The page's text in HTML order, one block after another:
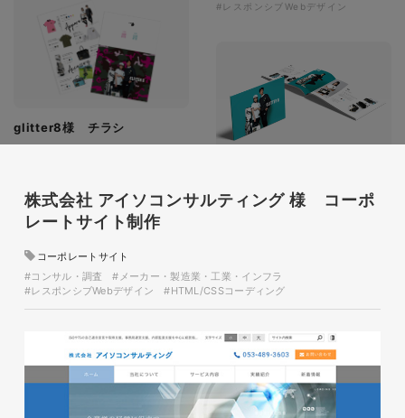
#レスポンシブWebデザイン
glitter8様 チラシ
印刷物
#アパレル・ファッション
株式会社 アイソコンサルティング 様 コーポ
レートサイト制作
コーポレートサイト
#コンサル・調査
#メーカー・製造業・工業・インフラ
#レスポンシブWebデザイン
#HTML/CSSコーディング